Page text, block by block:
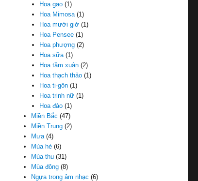
Hoa gạo(1)
Hoa Mimosa(1)
Hoa mười giờ(1)
Hoa Pensee(1)
Hoa phượng(2)
Hoa sữa(1)
Hoa tầm xuân(2)
Hoa thạch thảo(1)
Hoa ti-gôn(1)
Hoa trinh nữ(1)
Hoa đào(1)
Miền Bắc (47)
Miền Trung (2)
Mưa(4)
Mùa hè (6)
Mùa thu (31)
Mùa đông (8)
Ngựa trong âm nhạc (6)